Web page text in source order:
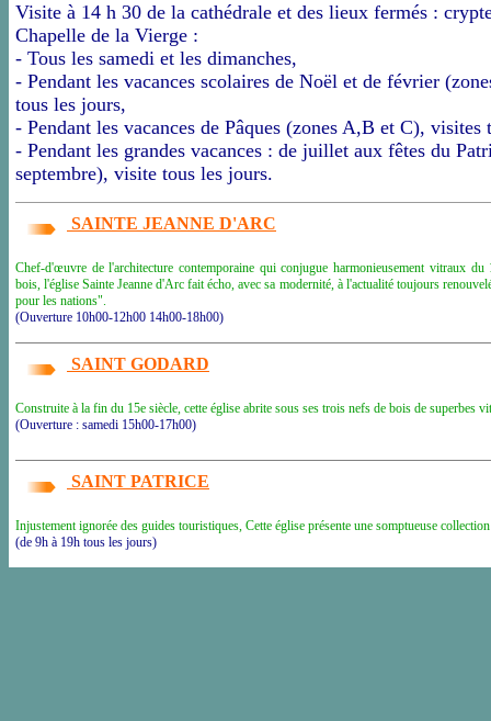
Visite à 14 h 30 de la cathédrale et des lieux fermés :
Chapelle de la Vierge :
- Tous les samedi et les dimanches,
- Pendant les vacances scolaires de Noël et de février
tous les jours,
- Pendant les vacances de Pâques (zones A,B et C), visites
- Pendant les grandes vacances : de juillet aux fêtes du
septembre), visite tous les jours.
SAINTE JEANNE D'ARC
Chef-d'œuvre de l'architecture contemporaine qui conjugue harmonieusement vitraux du
bois, l'église Sainte Jeanne d'Arc fait écho, avec sa modernité, à l'actualité toujours
pour les nations".
(Ouverture 10h00-12h00 14h00-18h00)
SAINT GODARD
Construite à la fin du 15e siècle, cette église abrite sous ses trois nefs de bois de superbes
(Ouverture : samedi 15h00-17h00)
SAINT PATRICE
Injustement ignorée des guides touristiques, Cette église présente une somptueuse
(de 9h à 19h tous les jours)